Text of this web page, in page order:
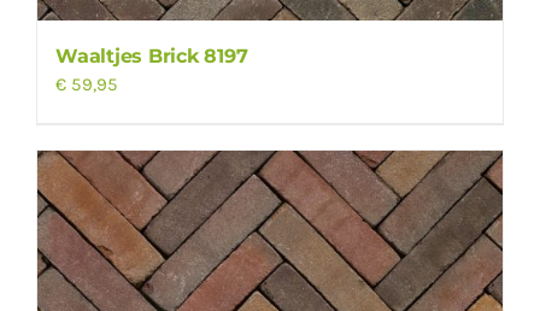
Waaltjes Brick 8197
€ 59,95